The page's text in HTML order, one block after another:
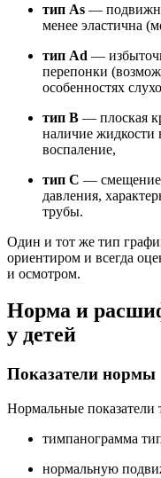
тип As —
менее эластична
тип Ad —
перепонки
особенностях
тип B — плоская
наличие жидкости
воспаление,
тип C — смещение
давления,
трубы.
Один и тот же тип
ориентиром и всегда
и осмотром.
Норма и
у детей
Показатели нормы
Нормальные
тимпанограмма
нормальную